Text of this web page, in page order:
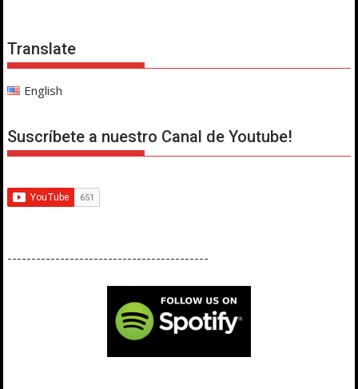
Translate
English
Suscríbete a nuestro Canal de Youtube!
------------------------------------------